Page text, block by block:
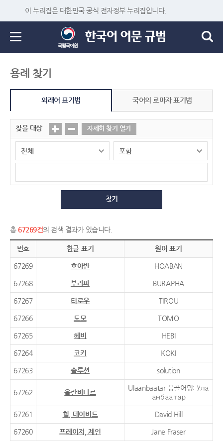
이 누리집은 대한민국 공식 전자정부 누리집입니다.
용례 찾기
외래어 표기법 국어의 로마자 표기법
찾을 대상 자세히 찾기 열기
찾기
총 67269건의 검색 결과가 있습니다.
번호 한글 표기 원어 표기
67269 호아반 HOABAN
67268 부라파 BURAPHA
67267 티로우 TIROU
67266 도모 TOMO
67265 헤비 HEBI
67264 코키 KOKI
67263 솔루션 solution
67262 울란바타르
Ulaanbaatar 몽골어명: Ула
анбаатар
67261 힐, 데이비드 David Hill
67260 프레이저, 제인 Jane Fraser